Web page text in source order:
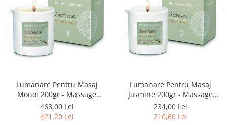
Lumanare Pentru Masaj
Monoi 200gr - Massage
Candle - Bruno Vassari
468,00 Lei
421,20 Lei
Lumanare Pentru Masaj
Jasmine 200gr - Massage
Candle Jasmine - Bruno
Vassari
234,00 Lei
210,60 Lei